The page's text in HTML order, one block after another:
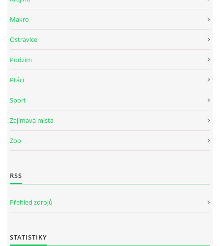
Makro
Ostravice
Podzim
Ptáci
Sport
Zajímavá místa
Zoo
RSS
Přehled zdrojů
STATISTIKY